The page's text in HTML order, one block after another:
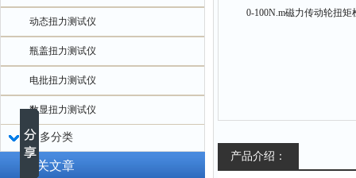
动态扭力测试仪
瓶盖扭力测试仪
电批扭力测试仪
数显扭力测试仪
更多分类
相关文章
产品介绍：